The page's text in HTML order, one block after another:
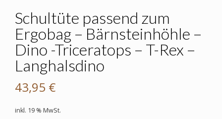
Schultüte passend zum
Ergobag – Bärnsteinhöhle –
Dino -Triceratops – T-Rex –
Langhalsdino
43,95 €
inkl. 19 % MwSt.